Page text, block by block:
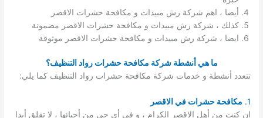
أيضا ، اهم شركة رش مبيدات و مكافحة حشرات الاقصر
كذلك ، شركة رش مبيدات و مكافحة حشرات الاقصر مضمونة
ايضا ، شركة رش مبيدات و مكافحة حشرات الاقصر موثوقة
ما هي أنشطة شركة مكافحة حشرات رواد التنظيف؟
تتعدد أنشطة و خدمات شركة مكافحة حشرات رواد التنظيف كما يلي:
1. مكافحة حشرات في الاقصر
إن كنت من أهل الاقصر الكرام ، و في أي حي من أحيائها ، لا تقلق أبدا